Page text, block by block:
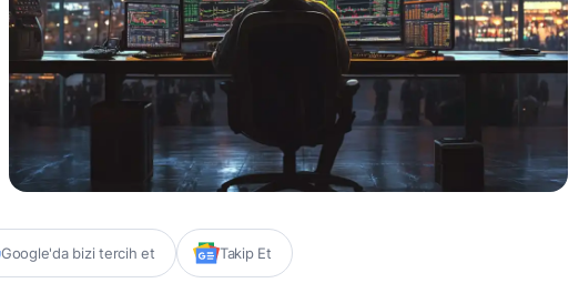
Google'da bizi tercih et Takip Et